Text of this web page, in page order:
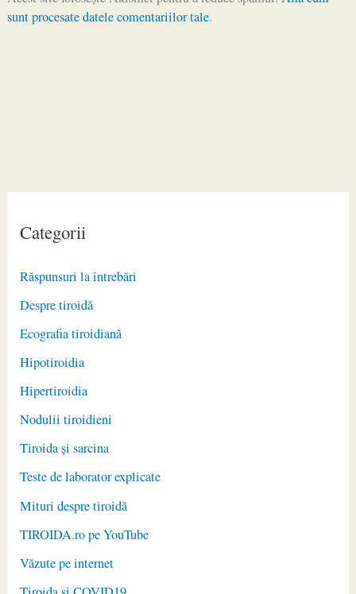
Categorii
Răspunsuri la întrebări
Despre tiroidă
Ecografia tiroidiană
Hipotiroidia
Hipertiroidia
Nodulii tiroidieni
Tiroida și sarcina
Teste de laborator explicate
Mituri despre tiroidă
TIROIDA.ro pe YouTube
Văzute pe internet
sunt procesate datele comentariilor tale.